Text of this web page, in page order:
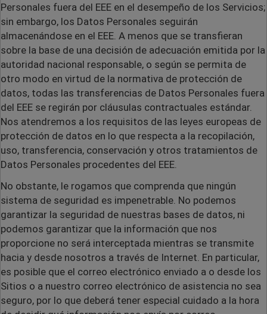
Personales fuera del EEE en el desempeño de los Servicios;
sin embargo, los Datos Personales seguirán
almacenándose en el EEE. A menos que se transfieran
sobre la base de una decisión de adecuación emitida por la
autoridad nacional responsable, o según se permita de
otro modo en virtud de la normativa de protección de
datos, todas las transferencias de Datos Personales fuera
del EEE se regirán por cláusulas contractuales estándar.
Nos atendremos a los requisitos de las leyes europeas de
protección de datos en lo que respecta a la recopilación,
uso, transferencia, conservación y otros tratamientos de
Datos Personales procedentes del EEE.
No obstante, le rogamos que comprenda que ningún
sistema de seguridad es impenetrable. No podemos
garantizar la seguridad de nuestras bases de datos, ni
podemos garantizar que la información que nos
proporcione no será interceptada mientras se transmite
hacia y desde nosotros a través de Internet. En particular,
es posible que el correo electrónico enviado a o desde los
Sitios o a nuestro correo electrónico de asistencia no sea
seguro, por lo que deberá tener especial cuidado a la hora